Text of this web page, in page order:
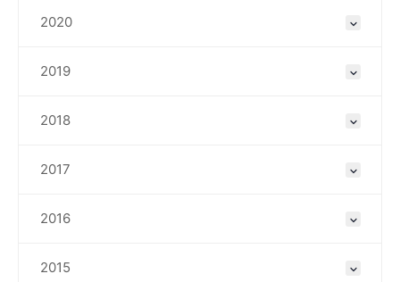
2020
2019
2018
2017
2016
2015